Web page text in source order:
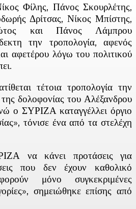
Φίλης, Πάνος Σκουρλέτης,
Δρίτσας, Νίκος Μπίστης,
και Πάνος Λάμπρου
την τροπολογία, αφενός
αφετέρου λόγω του πολιτικού
τέτοια τροπολογία την
δολοφονίας του Αλέξανδρου
ο ΣΥΡΙΖΑ καταγγέλλει όργιο
τόνισε ένα από τα στελέχη
να κάνει προτάσεις για
που δεν έχουν καθολικό
μόνο συγκεκριμένες
σημειώθηκε επίσης από